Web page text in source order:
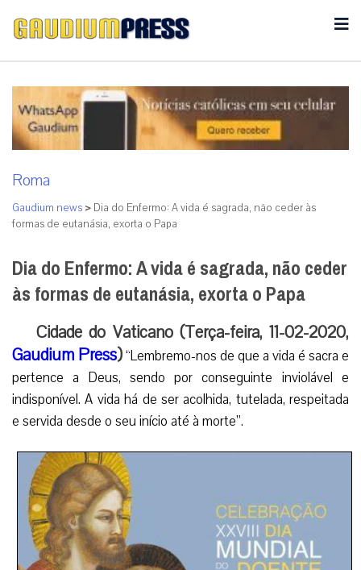
Roma
Gaudium news > Dia do Enfermo: A vida é sagrada, não ceder às
formas de eutanásia, exorta o Papa
Dia do Enfermo: A vida é sagrada, não ceder
às formas de eutanásia, exorta o Papa
Cidade do Vaticano (Terça-feira, 11-02-2020,
Gaudium Press)“Lembremo-nos de que a vida é sacra e
pertence a Deus, sendo por conseguinte inviolável e
indisponível. A vida há de ser acolhida, tutelada, respeitada
e servida desde o seu início até à morte”.